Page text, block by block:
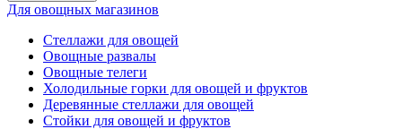
Для овощных магазинов
Стеллажи для овощей
Овощные развалы
Овощные телеги
Холодильные горки для овощей и фруктов
Деревянные стеллажи для овощей
Стойки для овощей и фруктов